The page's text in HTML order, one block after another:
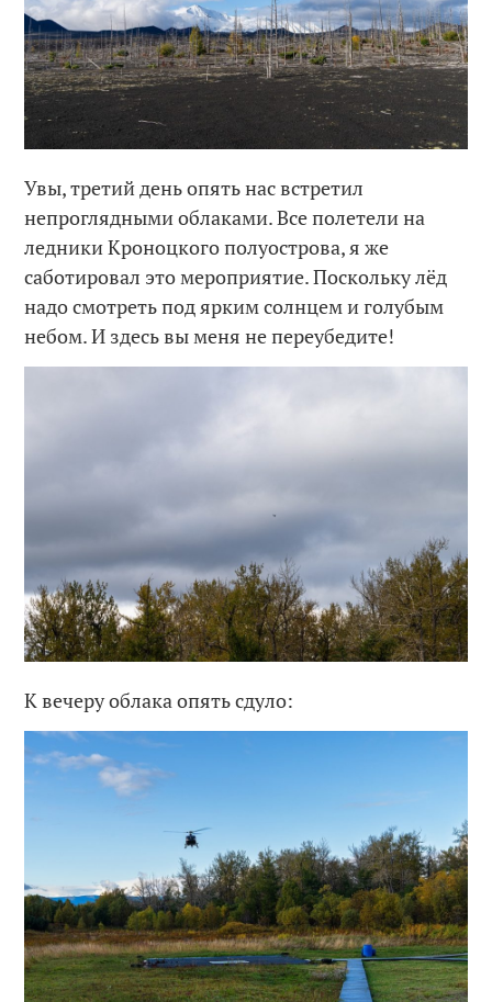
Увы, третий день опять нас встретил
непроглядными облаками. Все полетели на
ледники Кроноцкого полуострова, я же
саботировал это мероприятие. Поскольку лёд
надо смотреть под ярким солнцем и голубым
небом. И здесь вы меня не переубедите!
К вечеру облака опять сдуло: